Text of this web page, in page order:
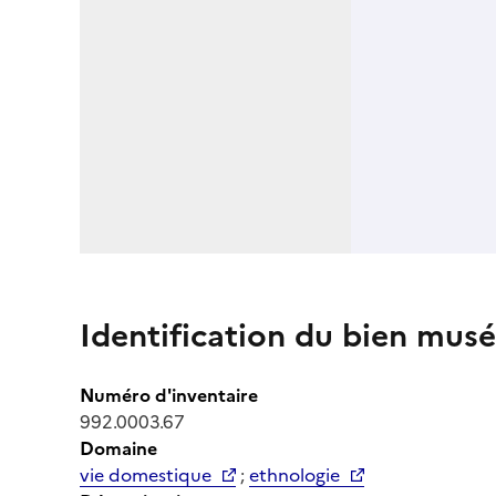
Identification du bien
Numéro d'inventaire
992.0003.67
Domaine
vie domestique
;ethnologie